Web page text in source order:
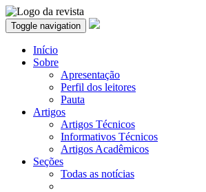
Toggle navigation
Início
Sobre
Apresentação
Perfil dos leitores
Pauta
Artigos
Artigos Técnicos
Informativos Técnicos
Artigos Acadêmicos
Seções
Todas as notícias